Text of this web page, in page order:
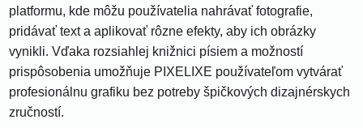
platformu, kde môžu používatelia nahrávať fotografie,
pridávať text a aplikovať rôzne efekty, aby ich obrázky
vynikli. Vďaka rozsiahlej knižnici písiem a možností
prispôsobenia umožňuje PIXELIXE používateľom vytvárať
profesionálnu grafiku bez potreby špičkových dizajnérskych
zručností.